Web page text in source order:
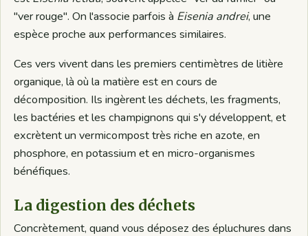
"ver rouge". On l'associe parfois à Eisenia andrei, une
espèce proche aux performances similaires.
Ces vers vivent dans les premiers centimètres de litière
organique, là où la matière est en cours de
décomposition. Ils ingèrent les déchets, les fragments,
les bactéries et les champignons qui s'y développent, et
excrètent un vermicompost très riche en azote, en
phosphore, en potassium et en micro-organismes
bénéfiques.
La digestion des déchets
Concrètement, quand vous déposez des épluchures dans